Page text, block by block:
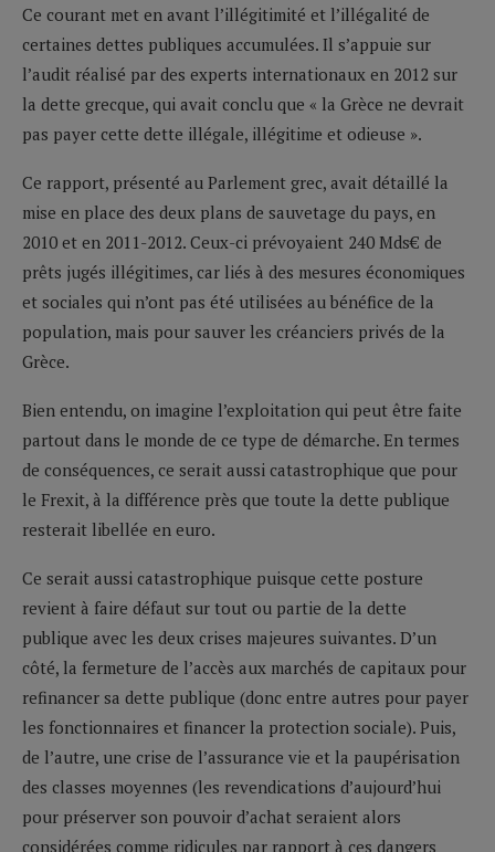
Ce courant met en avant l’illégitimité et l’illégalité de
certaines dettes publiques accumulées. Il s’appuie sur
l’audit réalisé par des experts internationaux en 2012 sur
la dette grecque, qui avait conclu que « la Grèce ne devrait
pas payer cette dette illégale, illégitime et odieuse ».
Ce rapport, présenté au Parlement grec, avait détaillé la
mise en place des deux plans de sauvetage du pays, en
2010 et en 2011-2012. Ceux-ci prévoyaient 240 Mds€ de
prêts jugés illégitimes, car liés à des mesures économiques
et sociales qui n’ont pas été utilisées au bénéfice de la
population, mais pour sauver les créanciers privés de la
Grèce.
Bien entendu, on imagine l’exploitation qui peut être faite
partout dans le monde de ce type de démarche. En termes
de conséquences, ce serait aussi catastrophique que pour
le Frexit, à la différence près que toute la dette publique
resterait libellée en euro.
Ce serait aussi catastrophique puisque cette posture
revient à faire défaut sur tout ou partie de la dette
publique avec les deux crises majeures suivantes. D’un
côté, la fermeture de l’accès aux marchés de capitaux pour
refinancer sa dette publique (donc entre autres pour payer
les fonctionnaires et financer la protection sociale). Puis,
de l’autre, une crise de l’assurance vie et la paupérisation
des classes moyennes (les revendications d’aujourd’hui
pour préserver son pouvoir d’achat seraient alors
considérées comme ridicules par rapport à ces dangers